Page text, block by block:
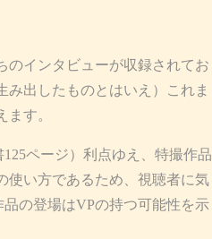
インタビューが収録されてお
み出したものとはいえ）これま
す。
ページ）利点ゆえ、特撮作品
使い方であるため、視聴者に気
の登場はVPの持つ可能性を示